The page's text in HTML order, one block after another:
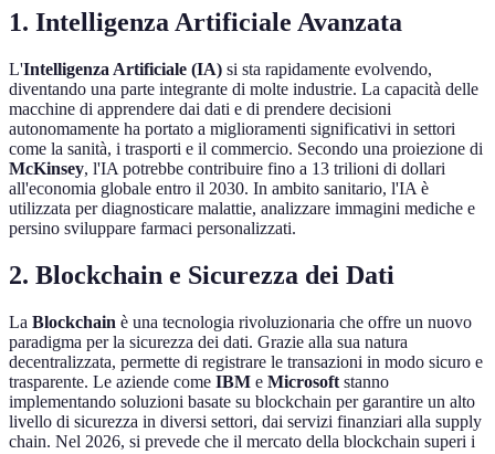
1. Intelligenza Artificiale Avanzata
L'Intelligenza Artificiale (IA) si sta rapidamente evolvendo,
diventando una parte integrante di molte industrie. La capacità delle
macchine di apprendere dai dati e di prendere decisioni
autonomamente ha portato a miglioramenti significativi in settori
come la sanità, i trasporti e il commercio. Secondo una proiezione di
McKinsey, l'IA potrebbe contribuire fino a 13 trilioni di dollari
all'economia globale entro il 2030. In ambito sanitario, l'IA è
utilizzata per diagnosticare malattie, analizzare immagini mediche e
persino sviluppare farmaci personalizzati.
2. Blockchain e Sicurezza dei Dati
La Blockchain è una tecnologia rivoluzionaria che offre un nuovo
paradigma per la sicurezza dei dati. Grazie alla sua natura
decentralizzata, permette di registrare le transazioni in modo sicuro e
trasparente. Le aziende come IBM e Microsoft stanno
implementando soluzioni basate su blockchain per garantire un alto
livello di sicurezza in diversi settori, dai servizi finanziari alla supply
chain. Nel 2026, si prevede che il mercato della blockchain superi i